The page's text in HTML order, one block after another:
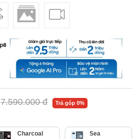
7.590.000 đ Trả góp 0%
Charcoal
Sea